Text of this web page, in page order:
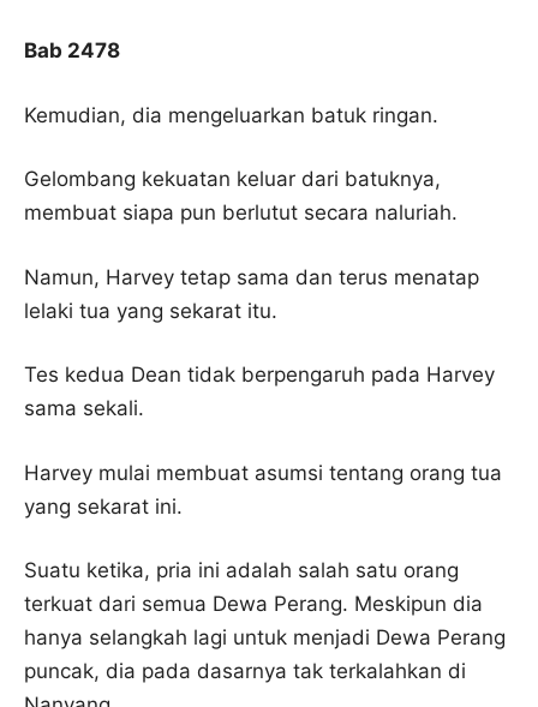
Bab 2478
Kemudian, dia mengeluarkan batuk ringan.
Gelombang kekuatan keluar dari batuknya,
membuat siapa pun berlutut secara naluriah.
Namun, Harvey tetap sama dan terus menatap
lelaki tua yang sekarat itu.
Tes kedua Dean tidak berpengaruh pada Harvey
sama sekali.
Harvey mulai membuat asumsi tentang orang tua
yang sekarat ini.
Suatu ketika, pria ini adalah salah satu orang
terkuat dari semua Dewa Perang. Meskipun dia
hanya selangkah lagi untuk menjadi Dewa Perang
puncak, dia pada dasarnya tak terkalahkan di